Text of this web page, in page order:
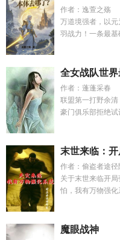
作者：逸萱之殇
万道境强者，以
羽战力！一条最
全女战队世
作者：蓬蓬采春
联盟第一打野余
豪门俱乐部拒绝
末世来临：
作者：偷盗者途径
关于末世来临开
怕，我有万物强
魔眼战神